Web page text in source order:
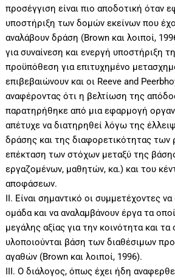
προσέγγιση είναι πιο αποδοτική όταν
υποστήριξη των δομών εκείνων που
αναλάβουν δράση (Brown και λοιποί,
για συναίνεση και ενεργή υποστήριξη
προϋπόθεση για επιτυχημένο
επιβεβαιώνουν και οι Reeve and
αναφέροντας ότι η βελτίωση της
παρατηρήθηκε από μια εφαρμογή
απέτυχε να διατηρηθεί λόγω της
δράσης και της διαφορετικότητας των
επέκταση των στόχων μεταξύ της
εργαζομένων, μαθητών, κα.) και του
αποφάσεων.
ΙΙ. Είναι σημαντικό οι συμμετέχοντες
ομάδα και να αναλαμβάνουν έργα τα
μεγάλης αξίας για την κοινότητα και τα
υλοποιούνται βάση των διαθέσιμων
αγαθών (Brown και λοιποί, 1996).
ΙΙΙ. Ο διάλογος, όπως έχει ήδη